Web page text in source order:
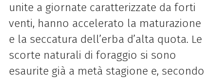
unite a giornate caratterizzate da forti
venti, hanno accelerato la maturazione
e la seccatura dell’erba d’alta quota. Le
scorte naturali di foraggio si sono
esaurite già a metà stagione e, secondo